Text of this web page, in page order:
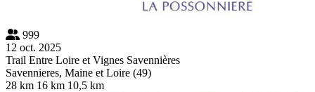
999
12 oct. 2025
Trail Entre Loire et Vignes Savennières
Savennieres, Maine et Loire (49)
28 km 16 km 10,5 km